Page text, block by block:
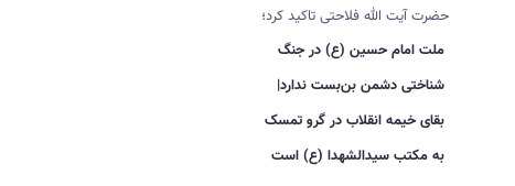
حضرت آیت الله فلاحتی تاکید کرد؛
ملت امام حسین (ع) در جنگ
شناختی دشمن بن‌بست ندارد|
بقای خیمه انقلاب در گرو تمسک
به مکتب سیدالشهدا (ع) است